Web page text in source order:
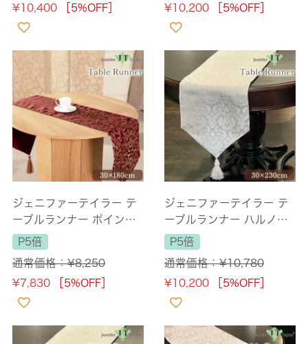
¥10,400 ［5%OFF］
¥10,200 ［5%OFF］
ジェニファーテイラー テ
ーブルランナー ポインセ
チア(Poinsettia-RE) 長さ
180cm 【送料無料】
P5倍
通常価格：¥8,250
¥7,830 ［5%OFF］
ジェニファーテイラー テ
ーブルランナー ハルノグ
レー(Haruno-GR) 長さ23
0cm 【送料無料】
P5倍
通常価格：¥10,780
¥10,200 ［5%OFF］